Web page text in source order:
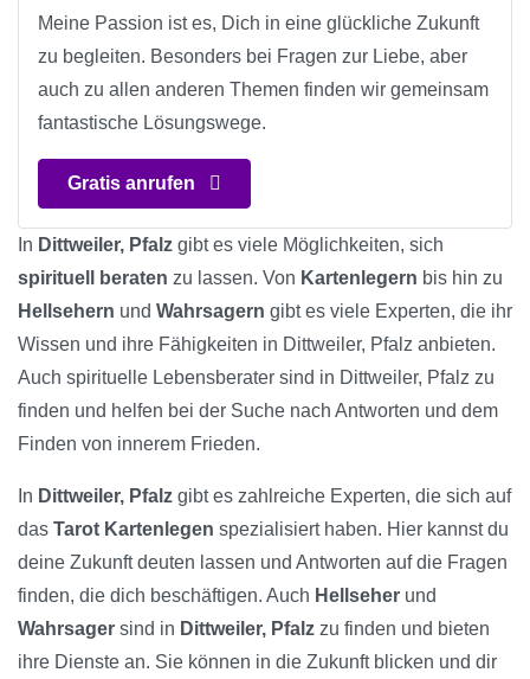
Meine Passion ist es, Dich in eine glückliche Zukunft
zu begleiten. Besonders bei Fragen zur Liebe, aber
auch zu allen anderen Themen finden wir gemeinsam
fantastische Lösungswege.
Gratis anrufen
In Dittweiler, Pfalz gibt es viele Möglichkeiten, sich
spirituell beraten zu lassen. Von Kartenlegern bis hin zu
Hellsehern und Wahrsagern gibt es viele Experten, die ihr
Wissen und ihre Fähigkeiten in Dittweiler, Pfalz anbieten.
Auch spirituelle Lebensberater sind in Dittweiler, Pfalz zu
finden und helfen bei der Suche nach Antworten und dem
Finden von innerem Frieden.
In Dittweiler, Pfalz gibt es zahlreiche Experten, die sich auf
das Tarot Kartenlegen spezialisiert haben. Hier kannst du
deine Zukunft deuten lassen und Antworten auf die Fragen
finden, die dich beschäftigen. Auch Hellseher und
Wahrsager sind in Dittweiler, Pfalz zu finden und bieten
ihre Dienste an. Sie können in die Zukunft blicken und dir